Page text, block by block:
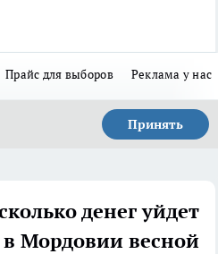
Прайс для выборов Реклама у нас
Принять
денег уйдет
Мордовии весной